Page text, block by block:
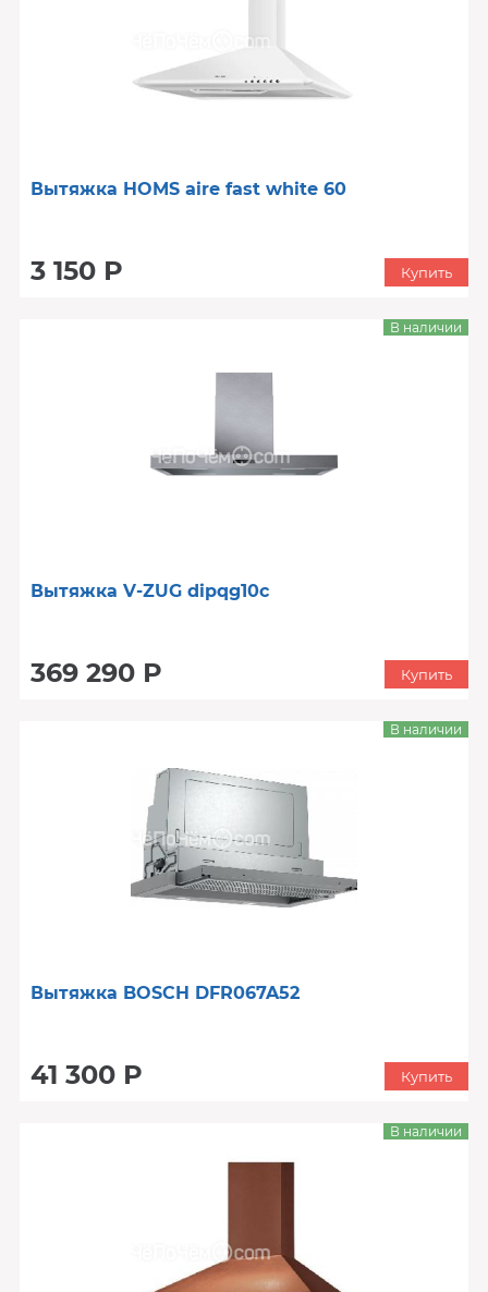
Вытяжка HOMS aire fast white 60
3 150 Р Купить
Вытяжка V-ZUG dipqg10c
369 290 Р
В наличии
Купить
Вытяжка BOSCH DFR067A52
41 300 Р
В наличии
Купить
В наличии